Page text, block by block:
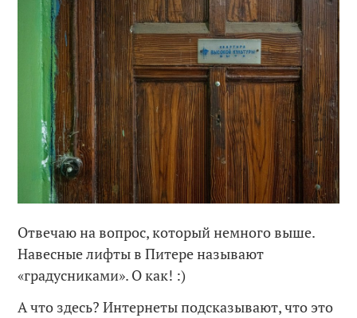
Отвечаю на вопрос, который немного выше.
Навесные лифты в Питере называют
«градусниками». О как! :)
А что здесь? Интернеты подсказывают, что это